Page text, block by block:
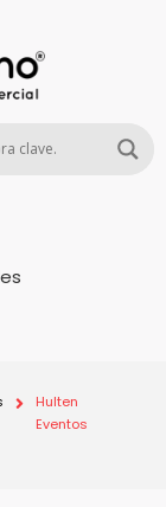
Hulten
Eventos